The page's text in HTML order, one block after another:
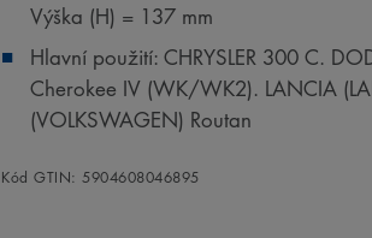
Výška (H) = 137 mm
Hlavní použití: CHRYSLER 300 C.
Cherokee IV (WK/WK2). LANCIA
(VOLKSWAGEN) Routan
Kód GTIN: 5904608046895